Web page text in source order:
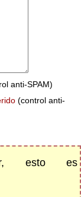
anti-SPAM)
(control anti-
esto es